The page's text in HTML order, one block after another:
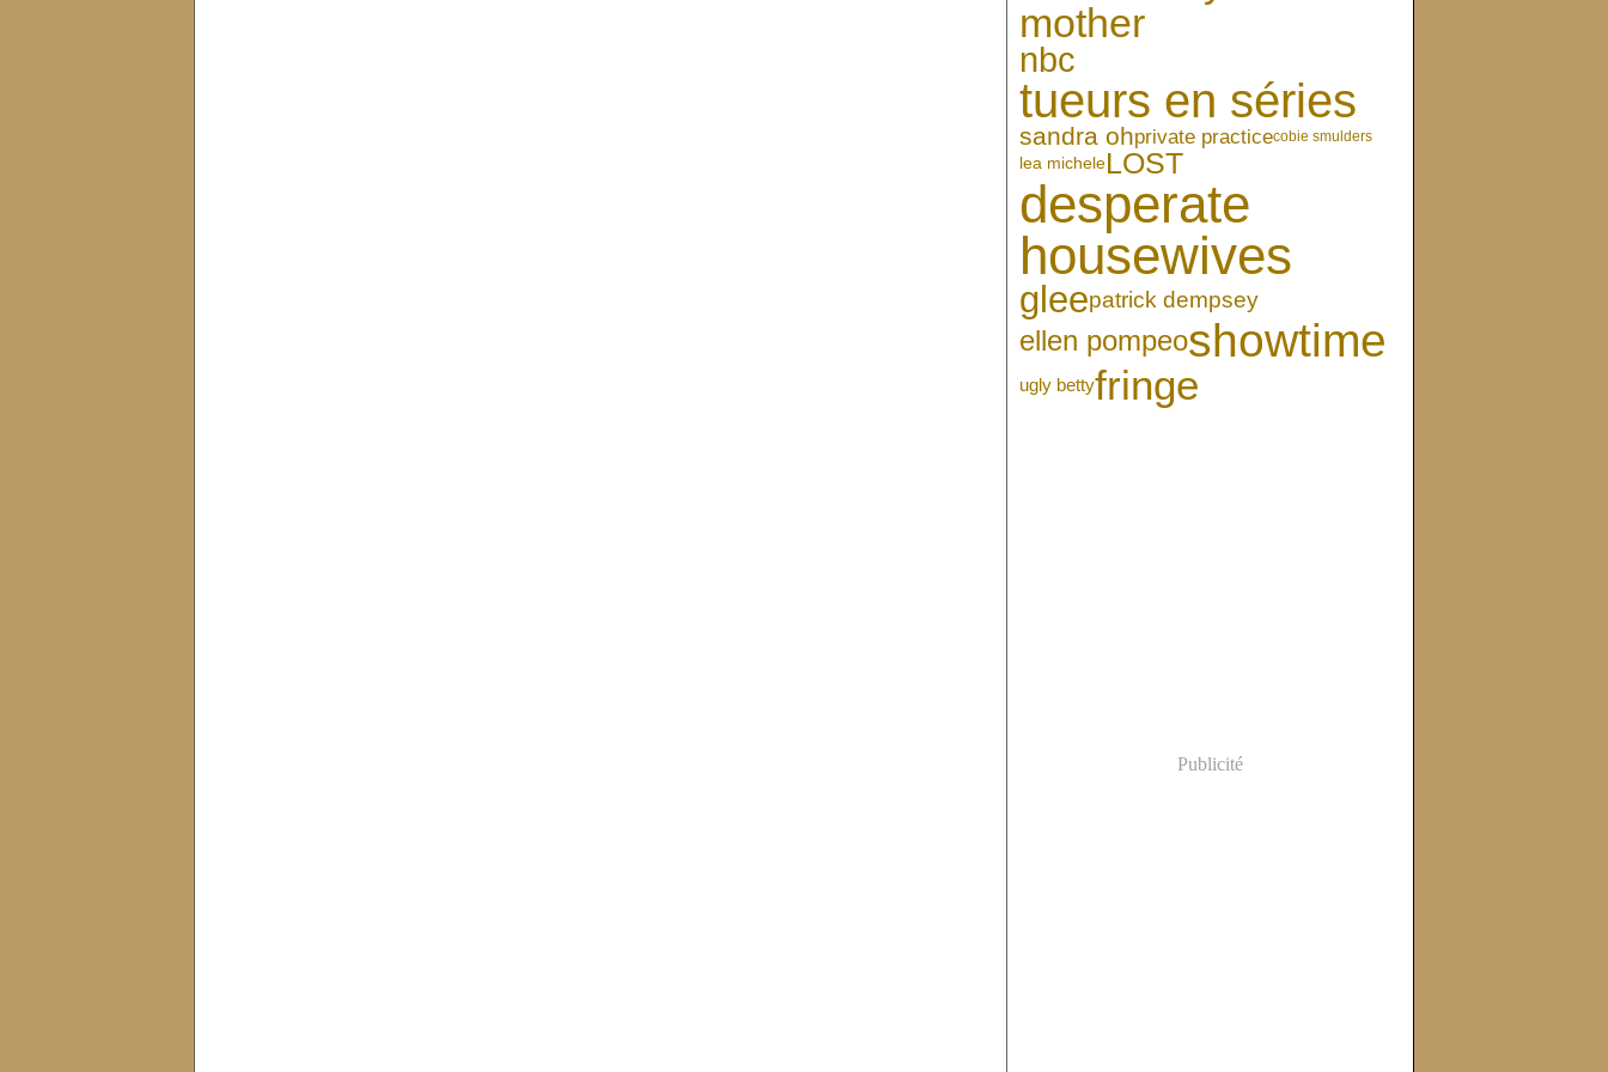
mother
nbc
tueurs en séries
sandra ohprivate practicecobie smulders
lea micheleLOST
desperate
housewives
gleepatrick dempsey
ellen pompeoshowtime
ugly bettyfringe
Publicité